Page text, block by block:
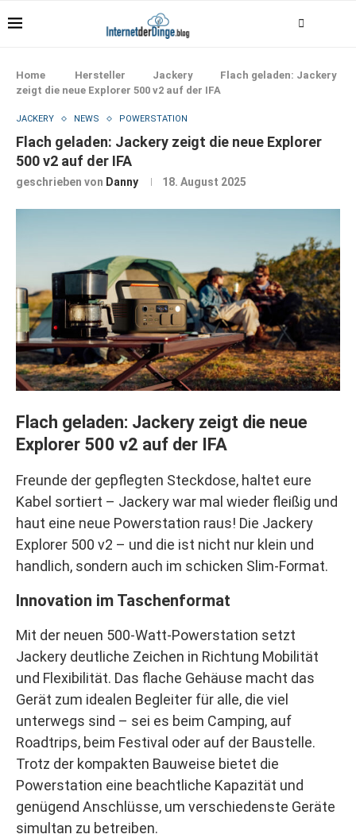
Home Hersteller Jackery
Flach geladen: Jackery
zeigt die neue Explorer 500 v2 auf der IFA
JACKERY NEWS POWERSTATION
Flach geladen: Jackery zeigt die neue Explorer
500 v2 auf der IFA
geschrieben von Danny 18. August 2025
Flach geladen: Jackery zeigt die neue
Explorer 500 v2 auf der IFA
Freunde der gepflegten Steckdose, haltet eure
Kabel sortiert – Jackery war mal wieder fleißig und
haut eine neue Powerstation raus! Die Jackery
Explorer 500 v2 – und die ist nicht nur klein und
handlich, sondern auch im schicken Slim-Format.
Innovation im Taschenformat
Mit der neuen 500-Watt-Powerstation setzt
Jackery deutliche Zeichen in Richtung Mobilität
und Flexibilität. Das flache Gehäuse macht das
Gerät zum idealen Begleiter für alle, die viel
unterwegs sind – sei es beim Camping, auf
Roadtrips, beim Festival oder auf der Baustelle.
Trotz der kompakten Bauweise bietet die
Powerstation eine beachtliche Kapazität und
genügend Anschlüsse, um verschiedenste Geräte
simultan zu betreiben.